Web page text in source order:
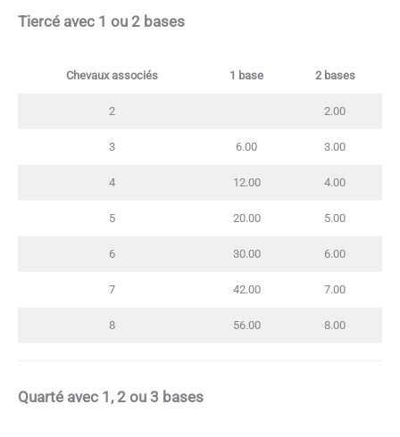
Tiercé avec 1 ou 2 bases
Chevaux associés 1 base 2 bases
2 2.00
3 6.00 3.00
4 12.00 4.00
5 20.00 5.00
6 30.00 6.00
7 42.00 7.00
8 56.00 8.00
Quarté avec 1, 2 ou 3 bases